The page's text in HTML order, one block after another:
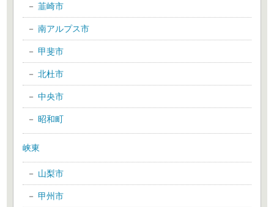
韮崎市
南アルプス市
甲斐市
北杜市
中央市
昭和町
峡東
山梨市
甲州市